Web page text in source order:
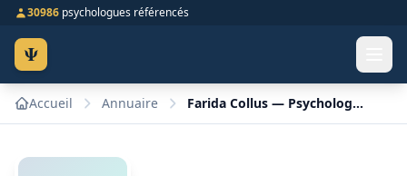
30986 psychologues référencés
Ψ
Accueil Annuaire Farida Collus — Psychologue à Saint Martin de Valamas